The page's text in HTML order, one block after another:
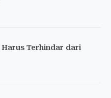
Terhindar dari